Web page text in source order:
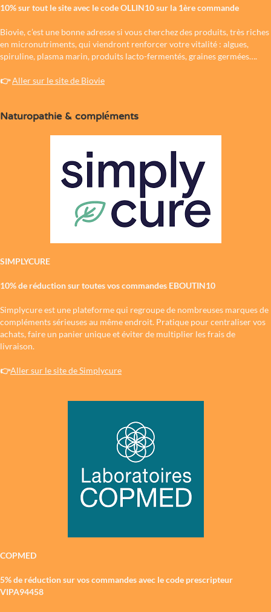
10% sur tout le site avec le codeOLLIN10sur la 1ère commande
Biovie, c’est une bonne adresse si vous cherchez des produits, très riches
en micronutriments, qui viendront renforcer votre vitalité : algues,
spiruline, plasma marin, produits lacto-fermentés, graines germées….
👉Aller sur le site de Biovie
Naturopathie & compléments
SIMPLYCURE
10% de réduction sur toutes vos commandes EBOUTIN10
Simplycure est une plateforme qui regroupe de nombreuses marques de
compléments sérieuses au même endroit. Pratique pour centraliser vos
achats, faire un panier unique et éviter de multiplier les frais de
livraison.
👉Aller sur le site de Simplycure
COPMED
5% de réduction sur vos commandes avec le code prescripteur
VIPA94458